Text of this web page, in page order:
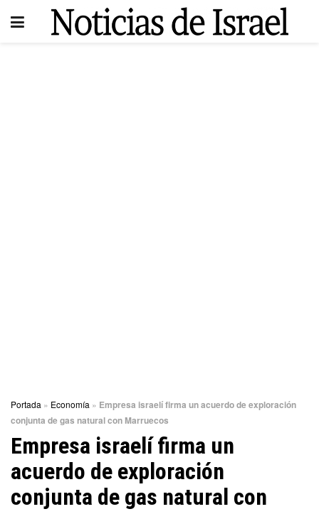
Portada » Economía » Empresa israelí firma un acuerdo de exploración
conjunta de gas natural con Marruecos
Empresa israelí firma un
acuerdo de exploración
conjunta de gas natural con